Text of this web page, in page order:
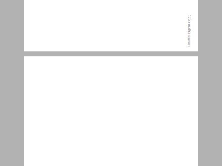
מבוא ... 9